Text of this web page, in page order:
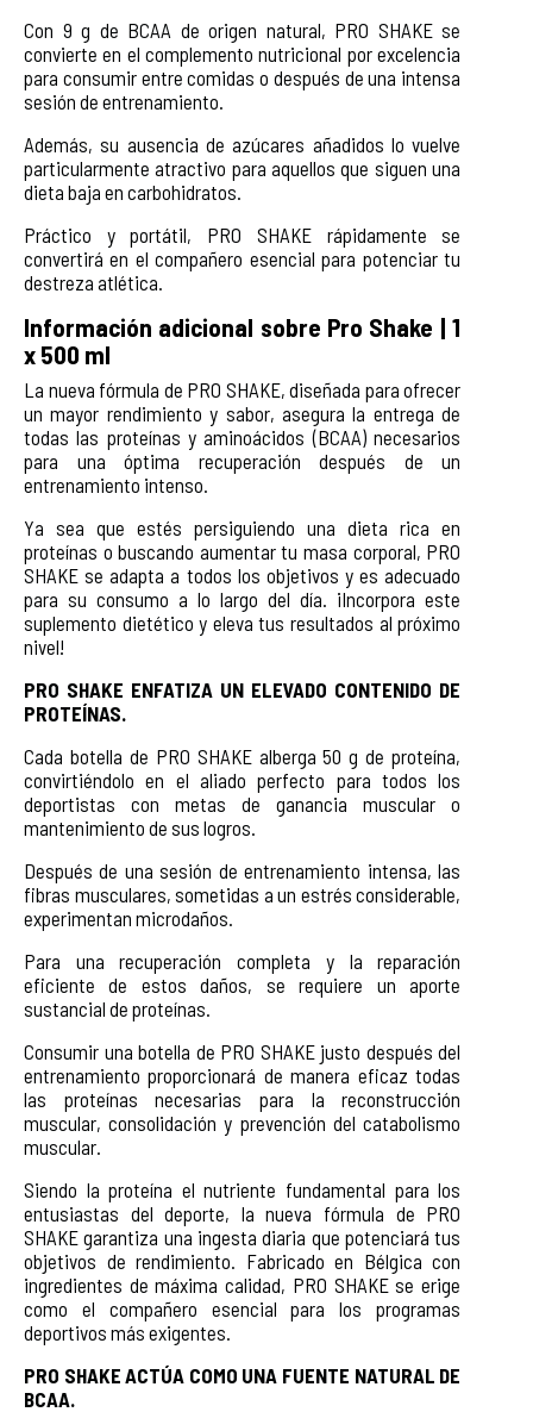
Con 9 g de BCAA de origen natural, PRO SHAKE se
convierte en el complemento nutricional por excelencia
para consumir entre comidas o después de una intensa
sesión de entrenamiento.
Además, su ausencia de azúcares añadidos lo vuelve
particularmente atractivo para aquellos que siguen una
dieta baja en carbohidratos.
Práctico y portátil, PRO SHAKE rápidamente se
convertirá en el compañero esencial para potenciar tu
destreza atlética.
Información adicional sobre Pro Shake | 1
x 500 ml
La nueva fórmula de PRO SHAKE, diseñada para ofrecer
un mayor rendimiento y sabor, asegura la entrega de
todas las proteínas y aminoácidos (BCAA) necesarios
para una óptima recuperación después de un
entrenamiento intenso.
Ya sea que estés persiguiendo una dieta rica en
proteínas o buscando aumentar tu masa corporal, PRO
SHAKE se adapta a todos los objetivos y es adecuado
para su consumo a lo largo del día. ¡Incorpora este
suplemento dietético y eleva tus resultados al próximo
nivel!
PRO SHAKE ENFATIZA UN ELEVADO CONTENIDO DE
PROTEÍNAS.
Cada botella de PRO SHAKE alberga 50 g de proteína,
convirtiéndolo en el aliado perfecto para todos los
deportistas con metas de ganancia muscular o
mantenimiento de sus logros.
Después de una sesión de entrenamiento intensa, las
fibras musculares, sometidas a un estrés considerable,
experimentan microdaños.
Para una recuperación completa y la reparación
eficiente de estos daños, se requiere un aporte
sustancial de proteínas.
Consumir una botella de PRO SHAKE justo después del
entrenamiento proporcionará de manera eficaz todas
las proteínas necesarias para la reconstrucción
muscular, consolidación y prevención del catabolismo
muscular.
Siendo la proteína el nutriente fundamental para los
entusiastas del deporte, la nueva fórmula de PRO
SHAKE garantiza una ingesta diaria que potenciará tus
objetivos de rendimiento. Fabricado en Bélgica con
ingredientes de máxima calidad, PRO SHAKE se erige
como el compañero esencial para los programas
deportivos más exigentes.
PRO SHAKE ACTÚA COMO UNA FUENTE NATURAL DE
BCAA.